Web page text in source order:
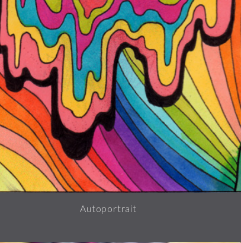
Autoportrait